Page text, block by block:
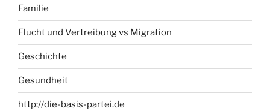
Familie
Flucht und Vertreibung vs Migration
Geschichte
Gesundheit
http://die-basis-partei.de